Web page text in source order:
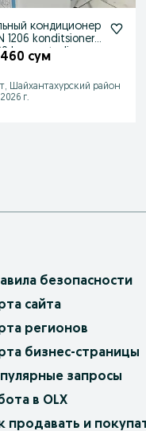
кондиционер
1206 konditsioner
kv sovutadi
460 сум
Шайхантахурский район
г.
безопасности
сайта
регионов
бизнес-страницы
запросы
в OLX
продавать и